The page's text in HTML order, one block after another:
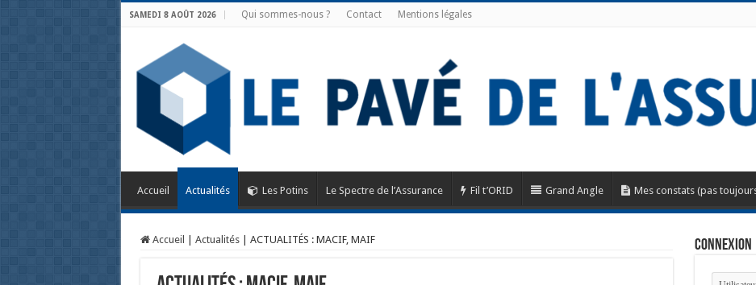
SAMEDI 8 AOÛT 2026 Qui sommes-nous ? Contact Mentions légales
Accueil Actualités Les Potins Le Spectre de l’Assurance Fil t’ORID Grand Angle Mes constats (pas
Accueil Actualités ACTUALITÉS : MACIF, MAIF Connexion